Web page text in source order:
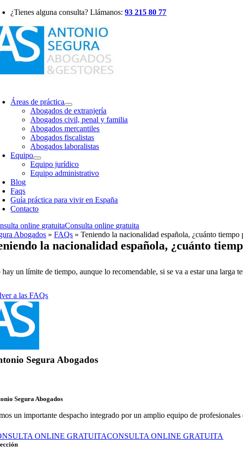
Saltar
contenido
¿Tienes alguna consulta? Llámanos:93 215 80 77
Áreas de práctica
Abogados de extranjería
Abogados civil, penal y familia
Abogados mercantiles
Abogados fiscalistas
Abogados laboralistas
Equipo
Equipo jurídico
Equipo administrativo
Blog
Faqs
Guía práctica para vivir en España
Contacto
online gratuitaConsulta online gratuita
Abogados »FAQs »Teniendo la nacionalidad española, ¿cuánto tiempo
la nacionalidad española, ¿cuánto
hay un límite de tiempo, aunque lo recomendable, si se va a estar una larga
a las FAQs
Segura Abogados
Segura Abogados
un importante despacho integrado por un amplio equipo de
ONLINE GRATUITACONSULTA ONLINE GRATUITA